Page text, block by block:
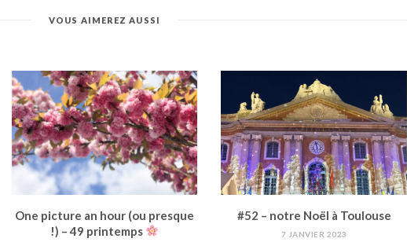
VOUS AIMEREZ AUSSI
One picture an hour (ou presque
!) – 49 printemps
#52 – notre Noël à Toulouse
7 JANVIER 2023